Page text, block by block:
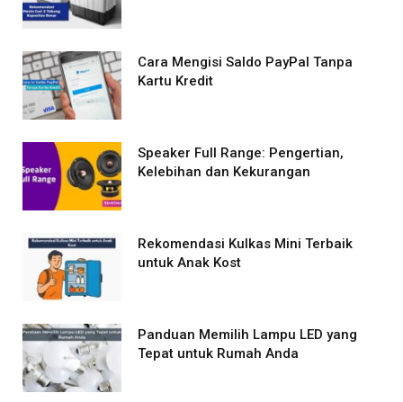
Cara Mengisi Saldo PayPal Tanpa
Kartu Kredit
Speaker Full Range: Pengertian,
Kelebihan dan Kekurangan
Rekomendasi Kulkas Mini Terbaik
untuk Anak Kost
Panduan Memilih Lampu LED yang
Tepat untuk Rumah Anda